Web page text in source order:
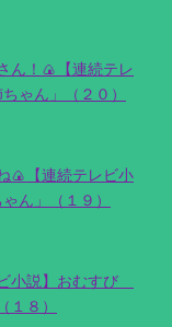
ん！🍙【連続テレ
ゃん」（２０）
🍙【連続テレビ小
ん」（１９）
小説】おむすび
８）